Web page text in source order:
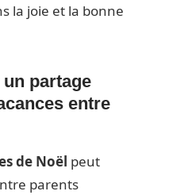
la joie et la bonne
partage
entre
de Noël peut
parents